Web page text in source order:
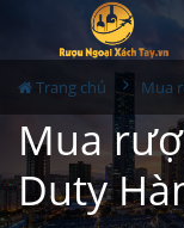
Trang chủ
Mua
Duty